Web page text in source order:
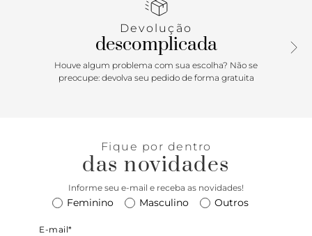
removida). Por sua vez, os detalhes metalizados e a
modelo, que pode tanto acompanhar looks com peças de
alfaiataria quanto o jeans + t-shirt ou vestido descontraído
do final de semana. Must have! Dimensões (LAC): 13x35x26
Devolução
descomplicada
Houve algum problema com sua escolha? Não se
preocupe: devolva seu pedido de forma gratuita
Fique por dentro
das novidades
Informe seu e-mail e receba as novidades!
Feminino Masculino Outros
E-mail*